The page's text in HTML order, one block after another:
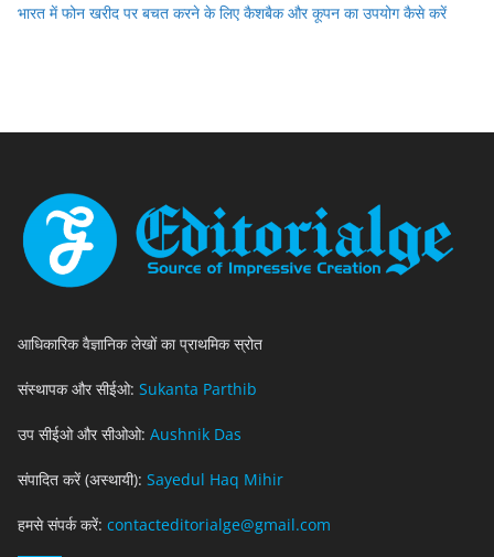
भारत में फोन खरीद पर बचत करने के लिए कैशबैक और कूपन का उपयोग कैसे करें
आधिकारिक वैज्ञानिक लेखों का प्राथमिक स्रोत
संस्थापक और सीईओ: Sukanta Parthib
उप सीईओ और सीओओ: Aushnik Das
संपादित करें (अस्थायी): Sayedul Haq Mihir
हमसे संपर्क करें: contacteditorialge@gmail.com